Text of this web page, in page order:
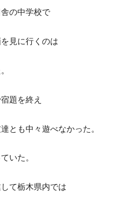
の中学校で
見に行くのは
題を終え
とも中々遊べなかった。
いた。
て栃木県内では